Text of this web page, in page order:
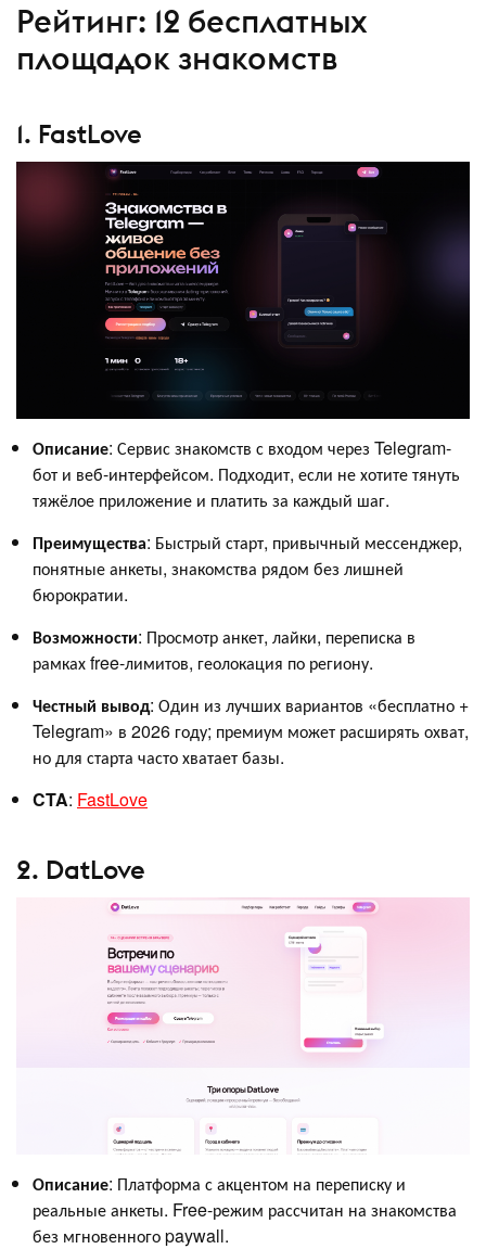
Рейтинг: 12 бесплатных
площадок знакомств
1. FastLove
Описание: Сервис знакомств с входом через Telegram-
бот и веб-интерфейсом. Подходит, если не хотите тянуть
тяжёлое приложение и платить за каждый шаг.
Преимущества: Быстрый старт, привычный мессенджер,
понятные анкеты, знакомства рядом без лишней
бюрократии.
Возможности: Просмотр анкет, лайки, переписка в
рамках free-лимитов, геолокация по региону.
Честный вывод: Один из лучших вариантов «бесплатно +
Telegram» в 2026 году; премиум может расширять охват,
но для старта часто хватает базы.
CTA: FastLove
2. DatLove
Описание: Платформа с акцентом на переписку и
реальные анкеты. Free-режим рассчитан на знакомства
без мгновенного paywall.